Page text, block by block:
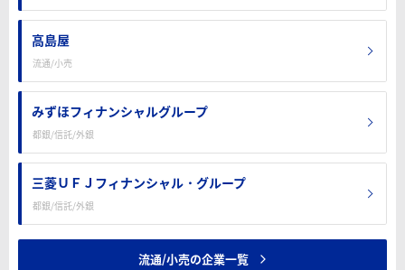
高島屋
流通/小売
みずほフィナンシャルグループ
都銀/信託/外銀
三菱ＵＦＪフィナンシャル・グループ
都銀/信託/外銀
流通/小売の企業一覧